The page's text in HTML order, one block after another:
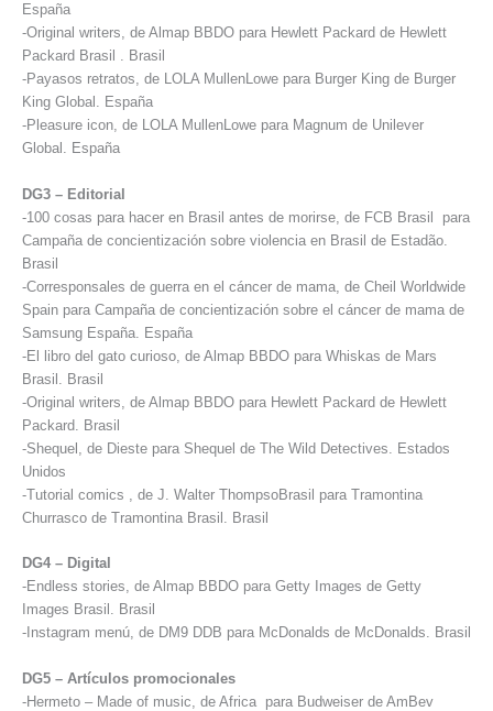
España
-Original writers, de Almap BBDO para Hewlett Packard de Hewlett
Packard Brasil . Brasil
-Payasos retratos, de LOLA MullenLowe para Burger King de Burger
King Global. España
-Pleasure icon, de LOLA MullenLowe para Magnum de Unilever
Global. España
DG3 – Editorial
-100 cosas para hacer en Brasil antes de morirse, de FCB Brasil para
Campaña de concientización sobre violencia en Brasil de Estadão.
Brasil
-Corresponsales de guerra en el cáncer de mama, de Cheil Worldwide
Spain para Campaña de concientización sobre el cáncer de mama de
Samsung España. España
-El libro del gato curioso, de Almap BBDO para Whiskas de Mars
Brasil. Brasil
-Original writers, de Almap BBDO para Hewlett Packard de Hewlett
Packard. Brasil
-Shequel, de Dieste para Shequel de The Wild Detectives. Estados
Unidos
-Tutorial comics , de J. Walter ThompsoBrasil para Tramontina
Churrasco de Tramontina Brasil. Brasil
DG4 – Digital
-Endless stories, de Almap BBDO para Getty Images de Getty
Images Brasil. Brasil
-Instagram menú, de DM9 DDB para McDonalds de McDonalds. Brasil
DG5 – Artículos promocionales
-Hermeto – Made of music, de Africa para Budweiser de AmBev